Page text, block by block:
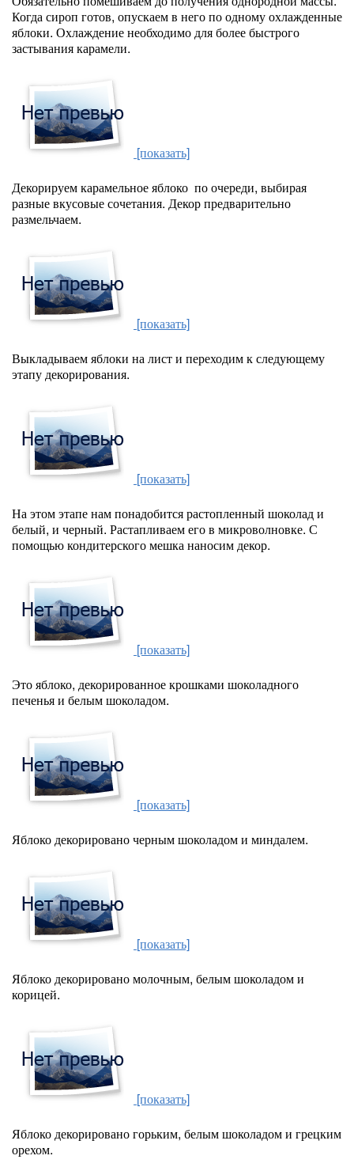
Когда сироп готов, опускаем в него по одному охлажденные
яблоки. Охлаждение необходимо для более быстрого
застывания карамели.
[показать]
Декорируем карамельное яблоко по очереди, выбирая
разные вкусовые сочетания. Декор предварительно
размельчаем.
[показать]
Выкладываем яблоки на лист и переходим к следующему
этапу декорирования.
[показать]
На этом этапе нам понадобится растопленный шоколад и
белый, и черный. Растапливаем его в микроволновке. С
помощью кондитерского мешка наносим декор.
[показать]
Это яблоко, декорированное крошками шоколадного
печенья и белым шоколадом.
[показать]
Яблоко декорировано черным шоколадом и миндалем.
[показать]
Яблоко декорировано молочным, белым шоколадом и
корицей.
[показать]
Яблоко декорировано горьким, белым шоколадом и грецким
орехом.